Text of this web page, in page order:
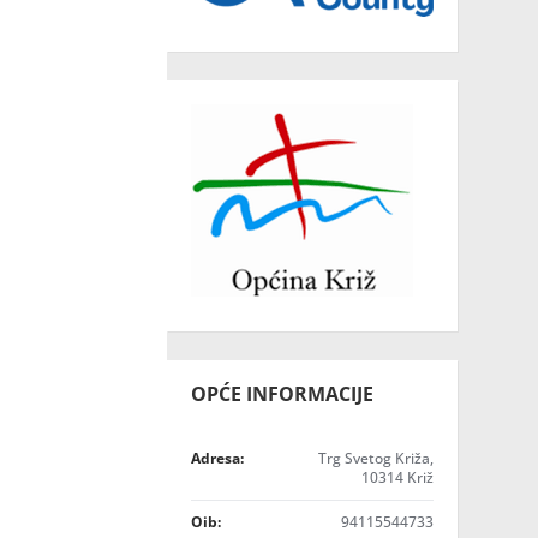
OPĆE INFORMACIJE
Adresa:
Trg Svetog Križa,
10314 Križ
Oib: 94115544733